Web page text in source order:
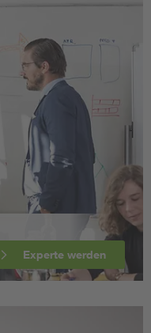
Experte werden